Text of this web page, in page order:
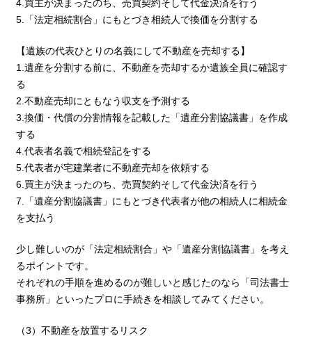
4.買主が決まったのち、売買契約そして代金決済を行う
5.「法定相続割合」にもとづき相続人で換価を分割する
【遺族の代表ひとりの名義にして不動産を売却する】
1.遺産を分割する前に、不動産を売却するか遺族全員に確認す
る
2.不動産売却にともなう収支を予測する
3.換価・代償の分割情報を記載した「遺産分割協議書」を作成
する
4.代表者名義で相続登記をする
5.代表者が宅建業者に不動産売却を依頼する
6.買主が決まったのち、売買契約そして代金決済を行う
7.「遺産分割協議書」にもとづき代表者が他の相続人に相続金
を支払う
少し難しいのが「法定相続割合」や「遺産分割協議書」を考え
るポイントです。
それぞれの手順を進めるのが難しいと感じたのなら「司法書士
事務所」といったプロに手続きを相談してみてください。
（3）不動産を放置するリスク